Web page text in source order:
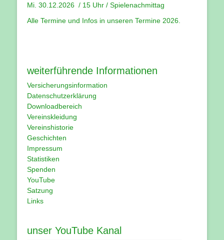
Mi. 30.12.2026 / 15 Uhr / Spielenachmittag
Alle Termine und Infos in unseren Termine 2026
weiterführende Informationen
Versicherungsinformation
Datenschutzerklärung
Downloadbereich
Vereinskleidung
Vereinshistorie
Geschichten
Impressum
Statistiken
Spenden
YouTube
Satzung
Links
unser YouTube Kanal